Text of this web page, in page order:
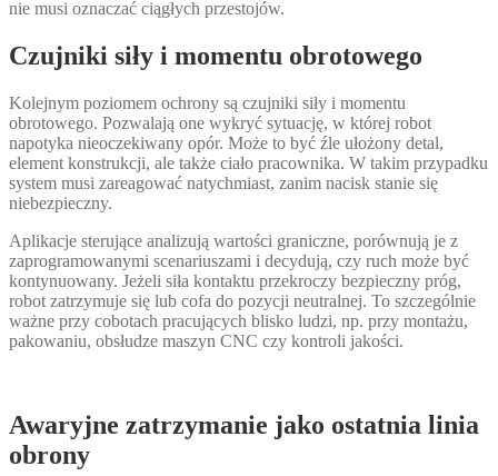
nie musi oznaczać ciągłych przestojów.
Czujniki siły i momentu obrotowego
Kolejnym poziomem ochrony są czujniki siły i momentu
obrotowego. Pozwalają one wykryć sytuację, w której robot
napotyka nieoczekiwany opór. Może to być źle ułożony detal,
element konstrukcji, ale także ciało pracownika. W takim przypadku
system musi zareagować natychmiast, zanim nacisk stanie się
niebezpieczny.
Aplikacje sterujące analizują wartości graniczne, porównują je z
zaprogramowanymi scenariuszami i decydują, czy ruch może być
kontynuowany. Jeżeli siła kontaktu przekroczy bezpieczny próg,
robot zatrzymuje się lub cofa do pozycji neutralnej. To szczególnie
ważne przy cobotach pracujących blisko ludzi, np. przy montażu,
pakowaniu, obsłudze maszyn CNC czy kontroli jakości.
Awaryjne zatrzymanie jako ostatnia linia
obrony